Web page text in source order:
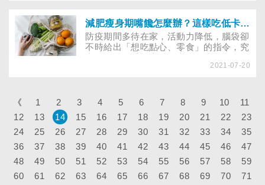
用瘋狂瘦大腿，用運動矯正假胯寬、骨盆
前傾，就能擁有長腿、翹臀、擺脫五五
身！
減肥瘦身期嘴饞怎麼辦？這樣吃低卡點心，體重不失控
防疫期間多待在家，活動力降低，腦袋卻
不時給出「想吃點心、零食」的指令，究
滿足口腹之欲？其實嘴饞的根源可從早午
物準備點心，遠離發胖陷阱！
2021-07-20
《 1 2 3 4 5 6 7 8 9 10
11
12
13 14 15 16 17 18 19 20 21 22
23
24
25 26 27 28 29 30 31 32 33 34
35
36
37 38 39 40 41 42 43 44 45 46
47
48
49 50 51 52 53 54 55 56 57 58
59
60
61 62 63 64 65 66 67 68 69 70
71